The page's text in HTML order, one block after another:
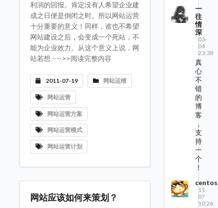
利润的回报。肯定没有人希望企业建
成之日便是倒闭之时。所以网站运营
十分重要的意义！同样，谁也不希望
网站建设之后，会变成一个死站，不
能为企业效力。从这个意义上说，网
站若想 ---->>阅读完整内容
2011-07-19 网站运维
网站运营
网站运营方案
网站运营模式
网站运营计划
网站应该如何来策划？
一
往
情
深
03-
04
23:38
真
心
不
错
的
博
客
，
支
持
一
个
！
centos
11-
07
10:26